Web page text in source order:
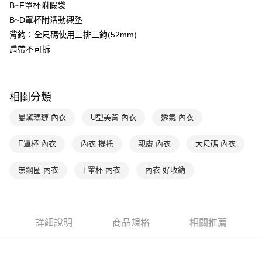
１．於結帳方式選擇「AFTEE先享後付」後，將跳轉至「AFTEE先享後付」
結帳頁面，進行簡訊認證並確認金額後，即可完成結帳。
３．收到繳費通知簡訊後14天內，點擊此簡訊中的連結，可透過四大超商／
ATM／網路銀行／等多元方式進行付款，方視為交易完成。
※ 交易是否成功請以「AFTEE先享後付 」之結帳頁面顯示為準，若有關於
是否繳費成功／繳費後需取消欲退款等相關疑問，請聯繫「AFTEE先享後付
１．透過由恩沛科技股份有限公司提供之「AFTEE先享後付」服務完成之交
２．關於個人資料處理事宜，請瀏覽以下網址：
４．使用「AFTEE先享後付」時，將依據個別帳號之用戶狀況，依本公司即
付款後全家取貨$888免運-以PackAge+配客嘉循環箱包裝寄出
每筆NT$90，滿NT$888(含以上)免運費
萊爾富取貨付款
付款後萊爾富取貨
每筆NT$90，滿NT$1,000(含以上)免運費
付款後7-11取貨
每筆NT$90，滿NT$1,000(含以上)免運費
B~F罩杯附假袋
B~D罩杯附活動襯墊
背鉤：全尺碼使用三排三鉤(52mm)
肩帶不可拆
相關分類
曼黛瑪璉 內衣 U型美背 內衣 透氣 內衣
E罩杯 內衣 內衣 提托 親膚 內衣 大尺碼 內衣
無鋼圈 內衣 F罩杯 內衣 內衣 好收納
詳細說明 商品規格 相關推薦